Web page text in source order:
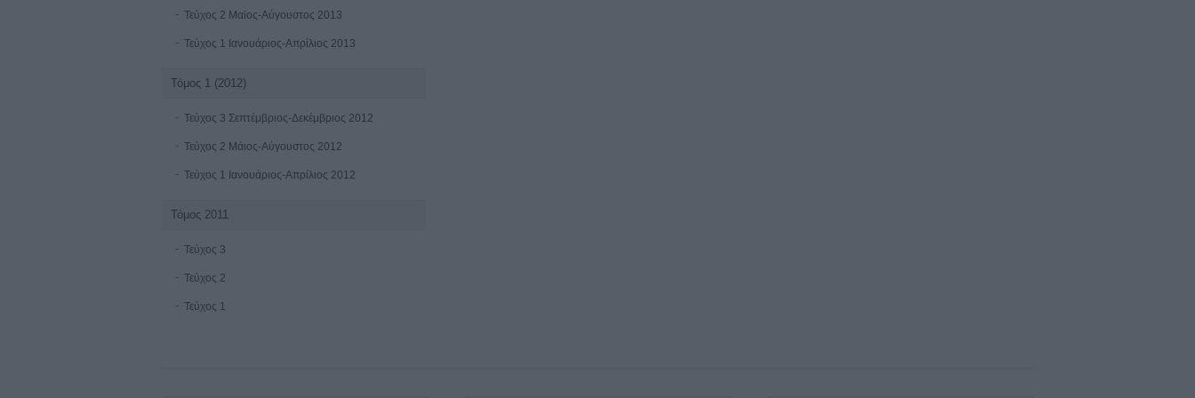
Τεύχος 2 Μαϊος-Αύγουστος 2013
Τεύχος 1 Ιανουάριος-Απρίλιος 2013
Τόμος 1 (2012)
Τεύχος 3 Σεπτέμβριος-Δεκέμβριος 2012
Τεύχος 2 Μάιος-Αύγουστος 2012
Τεύχος 1 Ιανουάριος-Απρίλιος 2012
Τόμος 2011
Τεύχος 3
Τεύχος 2
Τεύχος 1